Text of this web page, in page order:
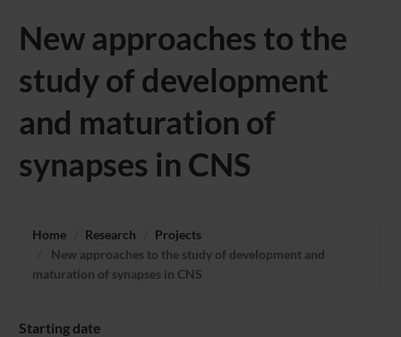
New approaches to the
study of development
and maturation of
synapses in CNS
Home Research
Projects
New approaches to the study of development and
maturation of synapses in CNS
Starting date